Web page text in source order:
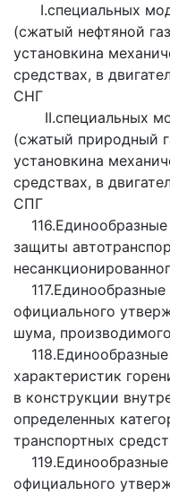
І.специальных
(сжатый нефтяной
установкина
средствах, в
СНГ
ІІ.специальных
(сжатый природный
установкина
средствах, в
СПГ
защиты
официального
шума,
характеристик
в конструкции
определенных
транспортных
официального